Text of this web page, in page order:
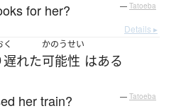
for her? — Tatoeba
Details ▸
く
遅れた
かのうせい
可能性 はある
her train? — Tatoeba